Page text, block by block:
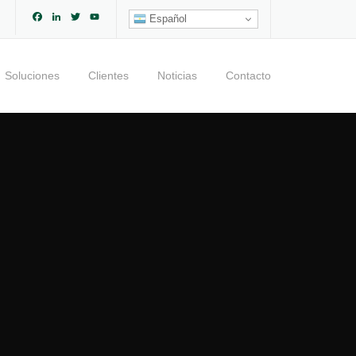
Español
Facebook
LinkedIn
TwitterYouTube
Channel
Soluciones Clientes Noticias Contacto